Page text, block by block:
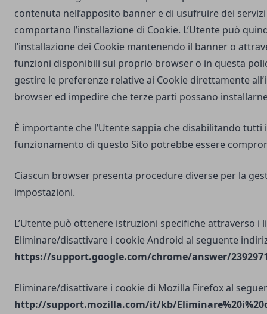
contenuta nell’apposito banner e di usufruire dei
comportano l’installazione di Cookie. L’Utente può
l’installazione dei Cookie mantenendo il banner o
funzioni disponibili sul proprio browser o in questa
gestire le preferenze relative ai Cookie direttamente
browser ed impedire che terze parti possano
È importante che l’Utente sappia che disabilitando tutti
funzionamento di questo Sito potrebbe essere
Ciascun browser presenta procedure diverse per la
impostazioni.
L’Utente può ottenere istruzioni specifiche attraverso i
Eliminare/disattivare i cookie Android al seguente
https://support.google.com/chrome/answer/
Eliminare/disattivare i cookie di Mozilla Firefox al
http://support.mozilla.com/it/kb/